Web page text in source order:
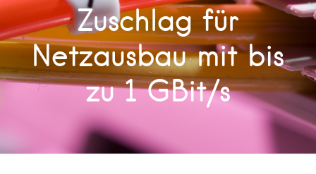
Zuschlag für
Netzausbau mit bis
zu 1 GBit/s